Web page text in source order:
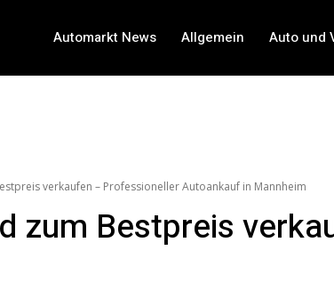
Automarkt News Allgemein Auto und
verkaufen – Professioneller Autoankauf in Mannheim
zum Bestpreis